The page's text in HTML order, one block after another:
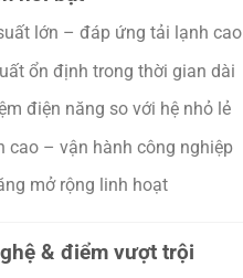
lớn – đáp ứng tải lạnh cao
ổn định trong thời gian dài
điện năng so với hệ nhỏ lẻ
cao – vận hành công nghiệp
mở rộng linh hoạt
& điểm vượt trội